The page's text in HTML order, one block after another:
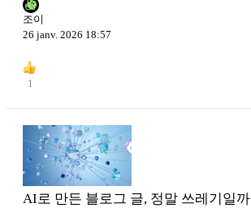
조이
26 janv. 2026 18:57
1
AI로 만든 블로그 글, 정말 쓰레기일까